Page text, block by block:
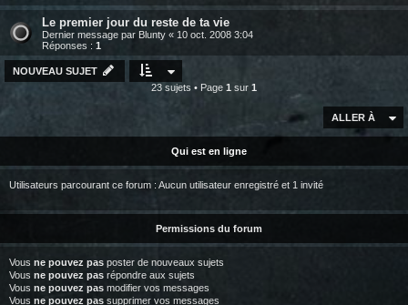
Le premier jour du reste de ta vie
Dernier message par Blunty « 10 oct. 2008 3:04
Réponses : 1
NOUVEAU SUJET
23 sujets • Page 1 sur 1
ALLER À
Qui est en ligne
Utilisateurs parcourant ce forum : Aucun utilisateur enregistré et 1 invité
Permissions du forum
Vous ne pouvez pas poster de nouveaux sujets
Vous ne pouvez pas répondre aux sujets
Vous ne pouvez pas modifier vos messages
Vous ne pouvez pas supprimer vos messages